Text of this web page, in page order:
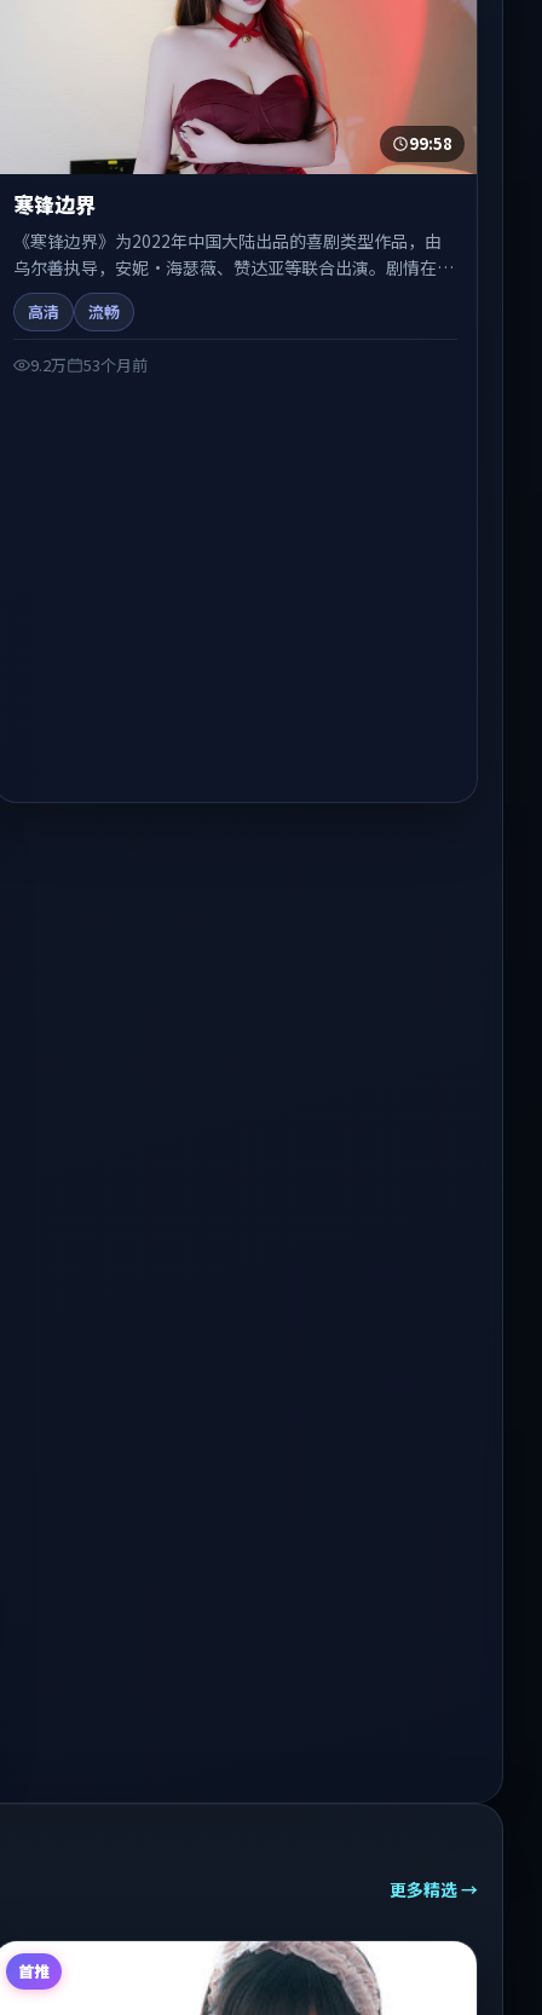
99:58
寒锋边界
《寒锋边界》为2022年中国大陆出品的喜剧类型作品，由
乌尔善执导，安妮·海瑟薇、赞达亚等联合出演。剧情在人
物弧光与节奏推进中展开，兼具叙事张力与视听质感。适合
关注国产在线观看、热播国产剧与院线佳片的观众收藏与检
高清 流畅
9.2万 53个月前
更多精选 →
首推